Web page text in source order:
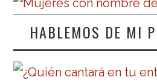
HABLEMOS DE MI